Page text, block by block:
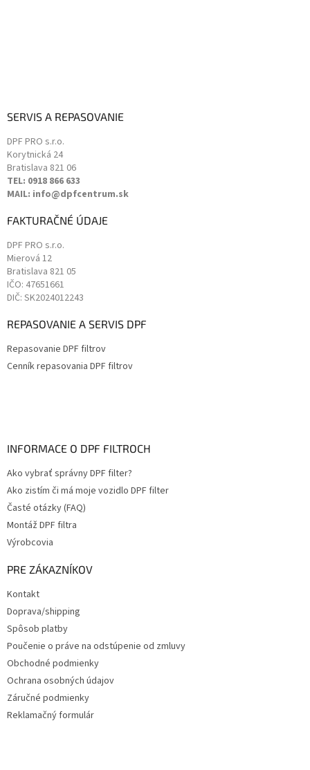
SERVIS A REPASOVANIE
DPF PRO s.r.o.
Korytnická 24
Bratislava 821 06
TEL: 0918 866 633
MAIL: info@dpfcentrum.sk
FAKTURAČNÉ ÚDAJE
DPF PRO s.r.o.
Mierová 12
Bratislava 821 05
IČO: 47651661
DIČ: SK2024012243
REPASOVANIE A SERVIS DPF
Repasovanie DPF filtrov
Cenník repasovania DPF filtrov
INFORMACE O DPF FILTROCH
Ako vybrať správny DPF filter?
Ako zistím či má moje vozidlo DPF filter
Časté otázky (FAQ)
Montáž DPF filtra
Výrobcovia
PRE ZÁKAZNÍKOV
Kontakt
Doprava/shipping
Spôsob platby
Poučenie o práve na odstúpenie od zmluvy
Obchodné podmienky
Ochrana osobných údajov
Záručné podmienky
Reklamačný formulár